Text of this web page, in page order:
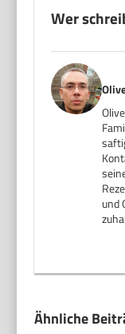
Wer
und
Ähnliche